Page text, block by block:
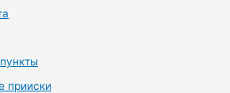
прииски